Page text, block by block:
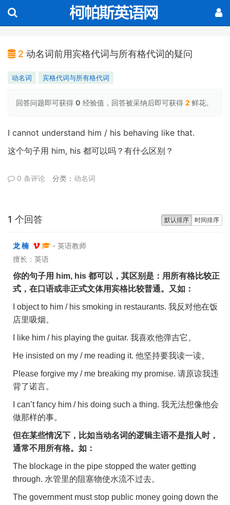
2 动名词前用宾格代词与所有格代词的疑问
动名词 宾格代词与所有格代词
回答问题即可获得 0 经验值，回答被采纳后即可获得 2 鲜花。
I cannot understand him / his behaving like that.
这个句子用 him, his 都可以吗？有什么区别？
0 条评论 分类： 动名词
默认排序 时间排序
1 个回答
龙 楠
- 英语教师
擅长：英语
你的句子用 him, his 都可以，其区别是：用所有格比较正
式，在口语或非正式文体用宾格比较普通。又如：
I object to him / his smoking in restaurants. 我反对他在饭
店里吸烟。
I like him / his playing the guitar. 我喜欢他弹吉它。
He insisted on my / me reading it. 他坚持要我读一读。
Please forgive my / me breaking my promise. 请原谅我违
背了诺言。
I can’t fancy him / his doing such a thing. 我无法想像他会
做那样的事。
但在某些情况下，比如当动名词的逻辑主语不是指人时，
通常不用所有格。如：
The blockage in the pipe stopped the water getting
through. 水管里的阻塞物使水流不过去。
The government must stop public money going down the